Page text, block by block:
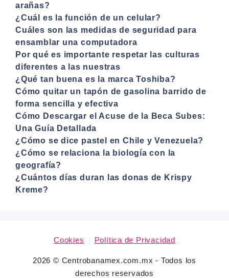
arañas?
¿Cuál es la función de un celular?
Cuáles son las medidas de seguridad para
ensamblar una computadora
Por qué es importante respetar las culturas
diferentes a las nuestras
¿Qué tan buena es la marca Toshiba?
Cómo quitar un tapón de gasolina barrido de
forma sencilla y efectiva
Cómo Descargar el Acuse de la Beca Subes:
Una Guía Detallada
¿Cómo se dice pastel en Chile y Venezuela?
¿Cómo se relaciona la biología con la
geografía?
¿Cuántos días duran las donas de Krispy
Kreme?
Cookies Política de Privacidad
2026 © Centrobanamex.com.mx - Todos los
derechos reservados